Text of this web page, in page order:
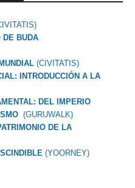
DE BUDA
(CIVITATIS)
INTRODUCCIÓN A LA
DEL IMPERIO
(GURUWALK)
DE LA
(YOORNEY)